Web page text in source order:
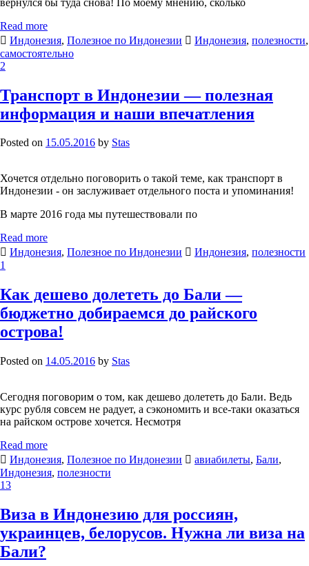
Read more
Индонезия, Полезное по Индонезии Индонезия, полезности,
самостоятельно
2
Транспорт в Индонезии — полезная
информация и наши впечатления
Posted on 15.05.2016 by Stas
Хочется отдельно поговорить о такой теме, как транспорт в
Индонезии - он заслуживает отдельного поста и упоминания!
В марте 2016 года мы путешествовали по
Read more
Индонезия, Полезное по Индонезии Индонезия, полезности
1
Как дешево долететь до Бали —
бюджетно добираемся до райского
острова!
Posted on 14.05.2016 by Stas
Сегодня поговорим о том, как дешево долететь до Бали. Ведь
курс рубля совсем не радует, а сэкономить и все-таки оказаться
на райском острове хочется. Несмотря
Read more
Индонезия, Полезное по Индонезии авиабилеты, Бали,
Индонезия, полезности
13
Виза в Индонезию для россиян,
украинцев, белорусов. Нужна ли виза на
Бали?